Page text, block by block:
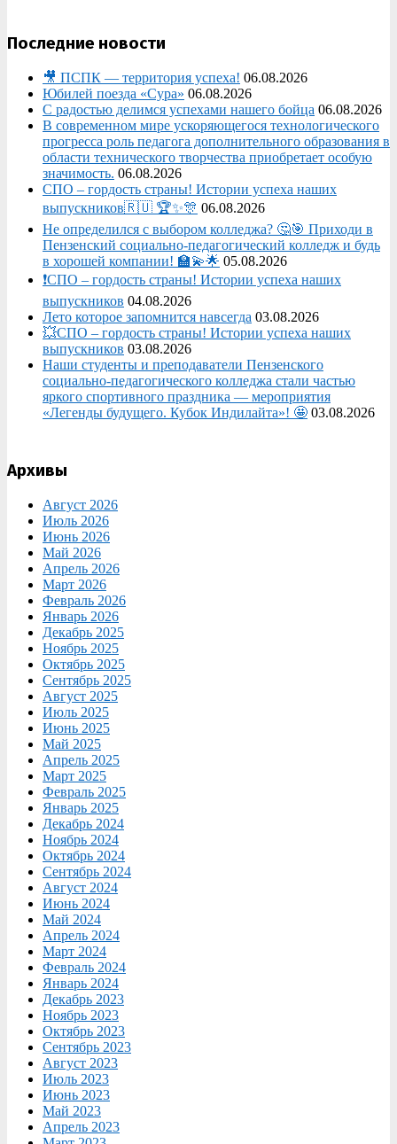
Последние новости
🎥 ПСПК — территория успеха! 06.08.2026
Юбилей поезда «Сура» 06.08.2026
С радостью делимся успехами нашего бойца 06.08.2026
В современном мире ускоряющегося технологического
прогресса роль педагога дополнительного образования в
области технического творчества приобретает особую
значимость. 06.08.2026
СПО – гордость страны! Истории успеха наших
выпускников🇷🇺 🏆✨🎊 06.08.2026
Не определился с выбором колледжа? 🤔🎯 Приходи в
Пензенский социально-педагогический колледж и будь
в хорошей компании! 🏫💫🌟 05.08.2026
❗СПО – гордость страны! Истории успеха наших
выпускников 04.08.2026
Лето которое запомнится навсегда 03.08.2026
💥СПО – гордость страны! Истории успеха наших
выпускников 03.08.2026
Наши студенты и преподаватели Пензенского
социально‑педагогического колледжа стали частью
яркого спортивного праздника — мероприятия
«Легенды будущего. Кубок Индилайта»! 🤩 03.08.2026
Архивы
Август 2026
Июль 2026
Июнь 2026
Май 2026
Апрель 2026
Март 2026
Февраль 2026
Январь 2026
Декабрь 2025
Ноябрь 2025
Октябрь 2025
Сентябрь 2025
Август 2025
Июль 2025
Июнь 2025
Май 2025
Апрель 2025
Март 2025
Февраль 2025
Январь 2025
Декабрь 2024
Ноябрь 2024
Октябрь 2024
Сентябрь 2024
Август 2024
Июнь 2024
Май 2024
Апрель 2024
Март 2024
Февраль 2024
Январь 2024
Декабрь 2023
Ноябрь 2023
Октябрь 2023
Сентябрь 2023
Август 2023
Июль 2023
Июнь 2023
Май 2023
Апрель 2023